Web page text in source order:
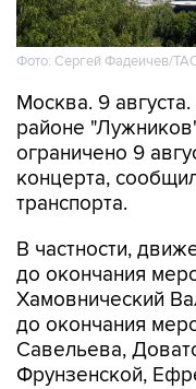
Фото: Сергей Фадеичев/
Москва. 9
районе
ограничено 9
концерта,
транспорта.
В частности,
до окончания
Хамовнический
до окончания
Савельева,
Фрунзенской,